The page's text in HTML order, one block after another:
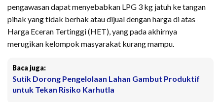
pengawasan dapat menyebabkan LPG 3 kg jatuh ke tangan
pihak yang tidak berhak atau dijual dengan harga di atas
Harga Eceran Tertinggi (HET), yang pada akhirnya
merugikan kelompok masyarakat kurang mampu.
Baca juga:
Sutik Dorong Pengelolaan Lahan Gambut Produktif
untuk Tekan Risiko Karhutla